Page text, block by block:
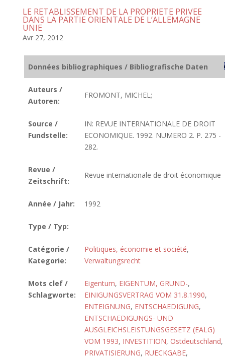
LE RETABLISSEMENT DE LA PROPRIETE PRIVEE
DANS LA PARTIE ORIENTALE DE L’ALLEMAGNE
UNIE
Avr 27, 2012
Données bibliographiques / Bibliografische Daten
Auteurs /
Autoren:
FROMONT, MICHEL;
Source /
Fundstelle:
IN: REVUE INTERNATIONALE DE DROIT
ECONOMIQUE. 1992. NUMERO 2. P. 275 -
282.
Revue /
Zeitschrift:
Revue internationale de droit économique
Année / Jahr: 1992
Type / Typ:
Catégorie /
Kategorie:
Politiques, économie et société,
Verwaltungsrecht
Mots clef /
Schlagworte:
Eigentum, EIGENTUM, GRUND-,
EINIGUNGSVERTRAG VOM 31.8.1990,
ENTEIGNUNG, ENTSCHAEDIGUNG,
ENTSCHAEDIGUNGS- UND
AUSGLEICHSLEISTUNGSGESETZ (EALG)
VOM 1993, INVESTITION, Ostdeutschland,
PRIVATISIERUNG, RUECKGABE,